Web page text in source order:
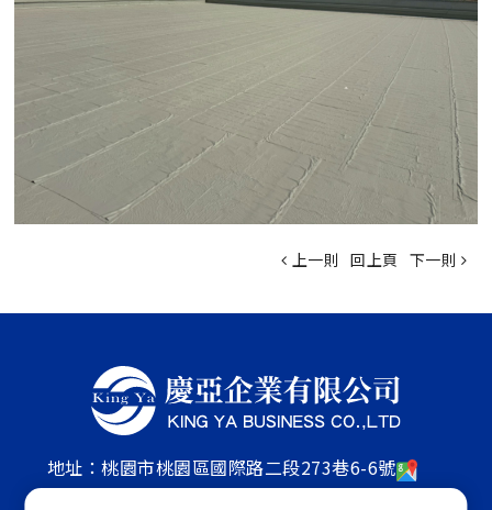
上一則 回上頁 下一則
地址：桃園市桃園區國際路二段273巷6-6號